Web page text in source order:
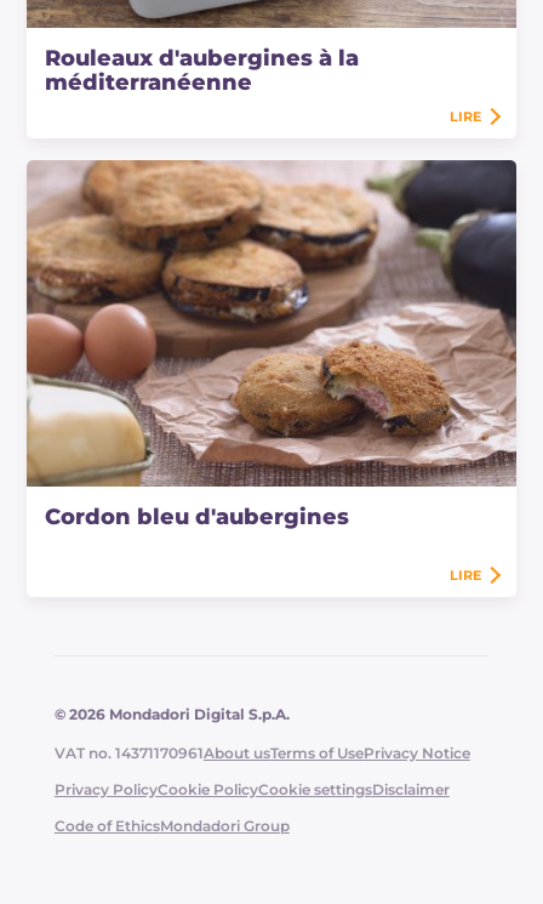
Rouleaux d'aubergines à la
méditerranéenne
LIRE
Cordon bleu d'aubergines
LIRE
© 2026 Mondadori Digital S.p.A.
VAT no. 14371170961About usTerms of UsePrivacy Notice
Privacy PolicyCookie PolicyCookie settingsDisclaimer
Code of EthicsMondadori Group